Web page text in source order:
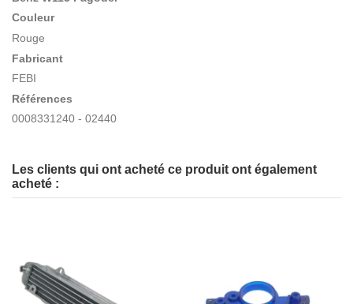
Couleur
Rouge
Fabricant
FEBI
Références
0008331240 - 02440
Les clients qui ont acheté ce produit ont également
acheté :